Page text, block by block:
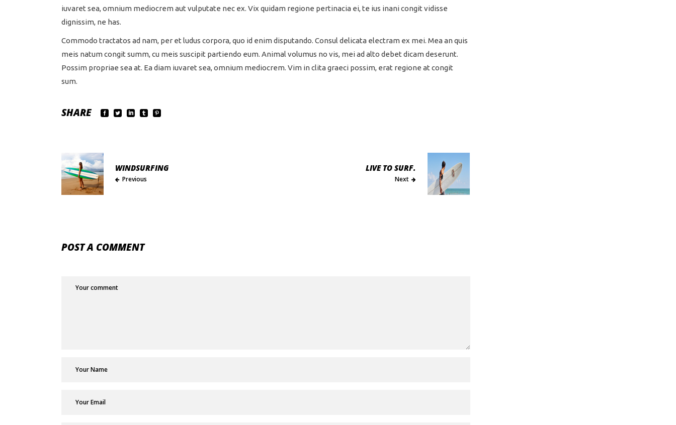
iuvaret sea, omnium mediocrem aut vulputate nec ex. Vix quidam regione pertinacia ei, te ius inani congit vidisse
dignissim, ne has.
Commodo tractatos ad nam, per et ludus corpora, quo id enim disputando. Consul delicata electram ex mei. Mea an quis
meis natum congit summ, cu meis suscipit partiendo eum. Animal volumus no vis, mei ad alto debet dicam deserunt.
Possim propriae sea at. Ea diam iuvaret sea, omnium mediocrem. Vim in clita graeci possim, erat regione at congit
sum.
SHARE
WINDSURFING
Previous
LIVE TO SURF.
Next
POST A COMMENT